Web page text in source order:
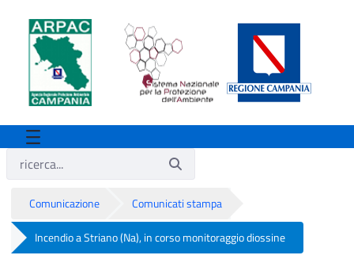
Comunicazione Comunicati stampa
Incendio a Striano (Na), in corso monitoraggio diossine